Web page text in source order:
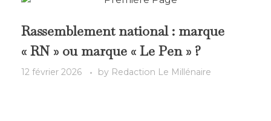
Rassemblement national : marque
« RN » ou marque « Le Pen » ?
12 février 2026 by Redaction Le Millénaire